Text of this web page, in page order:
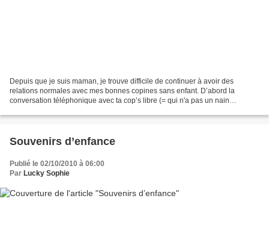
Depuis que je suis maman, je trouve difficile de continuer à avoir des
relations normales avec mes bonnes copines sans enfant. D’abord la
conversation téléphonique avec ta cop’s libre (= qui n'a pas un nain
Souvenirs d’enfance
Publié le 02/10/2010 à 06:00
Par Lucky Sophie